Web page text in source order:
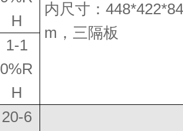
内尺寸：
m ，三隔板
H
1-1
0%R
H
20-6